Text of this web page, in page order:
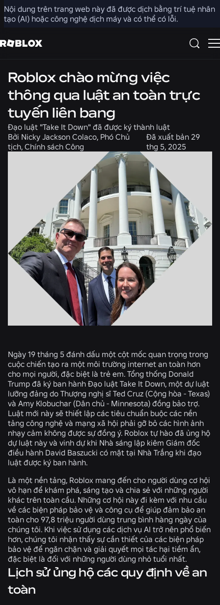
Nội dung trên trang web này đã được dịch bằng trí tuệ nhân
tạo (AI) hoặc công nghệ dịch máy và có thể có lỗi.
Chia sẻ
Tin tức
Roblox chào mừng việc
thông qua luật an toàn trực
tuyến liên bang
Đạo luật "Take It Down" đã được ký thành luật
Bởi Nicky Jackson Colaco, Phó Chủ
tịch, Chính sách Công
Đã xuất bản 29
thg 5, 2025
Ngày 19 tháng 5 đánh dấu một cột mốc quan trọng trong
cuộc chiến tạo ra một môi trường internet an toàn hơn
cho mọi người, đặc biệt là trẻ em. Tổng thống Donald
Trump đã ký ban hành Đạo luật Take It Down, một dự luật
lưỡng đảng do Thượng nghị sĩ Ted Cruz (Cộng hòa - Texas)
và Amy Klobuchar (Dân chủ - Minnesota) đồng bảo trợ.
Luật mới này sẽ thiết lập các tiêu chuẩn buộc các nền
tảng công nghệ và mạng xã hội phải gỡ bỏ các hình ảnh
nhạy cảm không được sự đồng ý. Roblox tự hào đã ủng hộ
dự luật này và vinh dự khi Nhà sáng lập kiêm Giám đốc
điều hành David Baszucki có mặt tại Nhà Trắng khi đạo
luật được ký ban hành.
Là một nền tảng, Roblox mang đến cho người dùng cơ hội
vô hạn để khám phá, sáng tạo và chia sẻ với những người
khác trên toàn cầu. Những cơ hội này đi kèm với nhu cầu
về các biện pháp bảo vệ và công cụ để giúp đảm bảo an
toàn cho 97,8 triệu người dùng trung bình hàng ngày của
chúng tôi. Khi việc sử dụng các dịch vụ AI trở nên phổ biến
hơn, chúng tôi nhận thấy sự cần thiết của các biện pháp
bảo vệ để ngăn chặn và giải quyết mọi tác hại tiềm ẩn,
đặc biệt là đối với những người dùng nhỏ tuổi nhất.
Lịch sử ủng hộ các quy định về an
toàn